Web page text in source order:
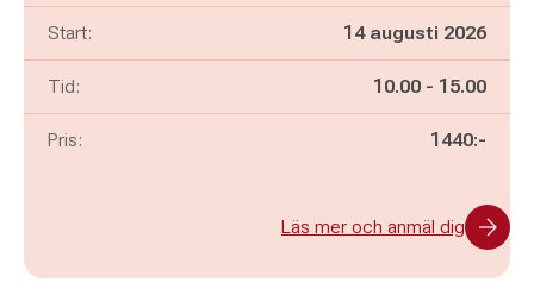
Start: 14 augusti 2026
Tid: Pågår mellan
10.00 - och
15.00
Pris: 1440:-
Läs mer och anmäl dig